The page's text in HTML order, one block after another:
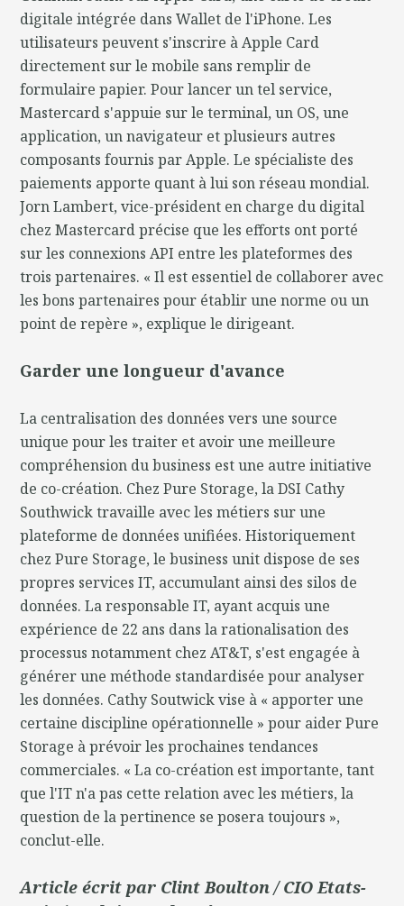
digitale intégrée dans Wallet de l'iPhone. Les
utilisateurs peuvent s'inscrire à Apple Card
directement sur le mobile sans remplir de
formulaire papier. Pour lancer un tel service,
Mastercard s'appuie sur le terminal, un OS, une
application, un navigateur et plusieurs autres
composants fournis par Apple. Le spécialiste des
paiements apporte quant à lui son réseau mondial.
Jorn Lambert, vice-président en charge du digital
chez Mastercard précise que les efforts ont porté
sur les connexions API entre les plateformes des
trois partenaires. « Il est essentiel de collaborer avec
les bons partenaires pour établir une norme ou un
point de repère », explique le dirigeant.
Garder une longueur d'avance
La centralisation des données vers une source
unique pour les traiter et avoir une meilleure
compréhension du business est une autre initiative
de co-création. Chez Pure Storage, la DSI Cathy
Southwick travaille avec les métiers sur une
plateforme de données unifiées. Historiquement
chez Pure Storage, le business unit dispose de ses
propres services IT, accumulant ainsi des silos de
données. La responsable IT, ayant acquis une
expérience de 22 ans dans la rationalisation des
processus notamment chez AT&T, s'est engagée à
générer une méthode standardisée pour analyser
les données. Cathy Soutwick vise à « apporter une
certaine discipline opérationnelle » pour aider Pure
Storage à prévoir les prochaines tendances
commerciales. « La co-création est importante, tant
que l'IT n'a pas cette relation avec les métiers, la
question de la pertinence se posera toujours »,
conclut-elle.
Article écrit par Clint Boulton / CIO Etats-